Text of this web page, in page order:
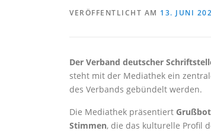
VERÖFFENTLICHT AM 13. JUNI
Der Verband deutscher
steht mit der Mediathek ein
des Verbands gebündelt werden.
Die Mediathek präsentiert
Stimmen, die das kulturelle Profil